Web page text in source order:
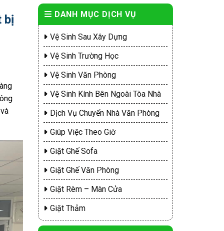
bị
DANH MỤC DỊCH VỤ
Vệ Sinh Sau Xây Dựng
Vệ Sinh Trường Học
Vệ Sinh Văn Phòng
Vệ Sinh Kính Bên Ngoài Tòa Nhà
Dịch Vụ Chuyển Nhà Văn Phòng
Giúp Việc Theo Giờ
Giặt Ghế Sofa
Giặt Ghế Văn Phòng
Giặt Rèm – Màn Cửa
Giặt Thảm